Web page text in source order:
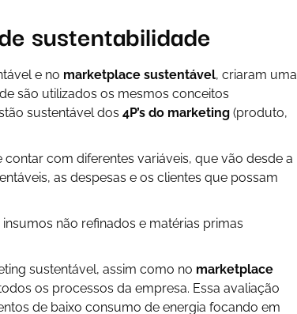
sustentabilidade
e no marketplace sustentável, criaram uma
são utilizados os mesmos conceitos
sustentável dos 4P’s do marketing(produto,
com diferentes variáveis, que vão desde a
as despesas e os clientes que possam
não refinados e matérias primas
sustentável, assim como no marketplace
os processos da empresa. Essa avaliação
de baixo consumo de energia focando em